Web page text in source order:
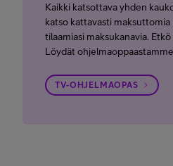
Kaikki katsottava yhden
katso kattavasti maksuttomia
tilaamiasi maksukanavia.
Löydät
TV-OHJELMAOPAS